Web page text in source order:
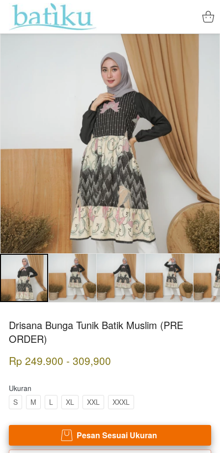
Drisana Bunga Tunik Batik Muslim (PRE
ORDER)
Rp 249.900 - 309,900
Ukuran
S
M L XL XXL XXXL
` Pesan Sesuai Ukuran